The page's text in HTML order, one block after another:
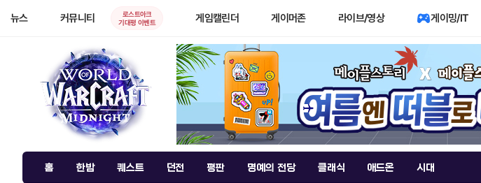
뉴스 커뮤니티
로스트아크
기대평 이벤트
게임캘린더 게이머존 라이브/영상 게이밍/IT
홈 한밤 퀘스트 던전 평판 명예의 전당 클래식 애드온 시대